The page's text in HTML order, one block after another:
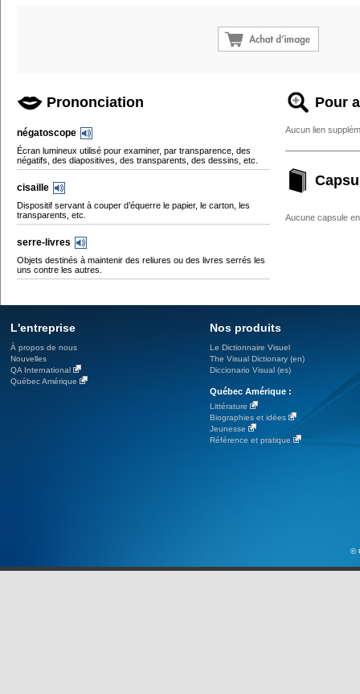
Prononciation
négatoscope
Écran lumineux utilisé pour examiner, par transparence, des
négatifs, des diapositives, des transparents, des dessins, etc.
cisaille
Dispositif servant à couper d’équerre le papier, le carton, les
transparents, etc.
serre-livres
Objets destinés à maintenir des reliures ou des livres serrés les
uns contre les autres.
Pour
Aucun lien
Aucune capsule
L'entreprise
À propos de nous
Nouvelles
QA International
Québec Amérique
Nos produits
Le Dictionnaire Visuel
The Visual Dictionary (en)
Diccionario Visual (es)
Québec Amérique :
Littérature
Biographies et idées
Jeunesse
Référence et pratique
©